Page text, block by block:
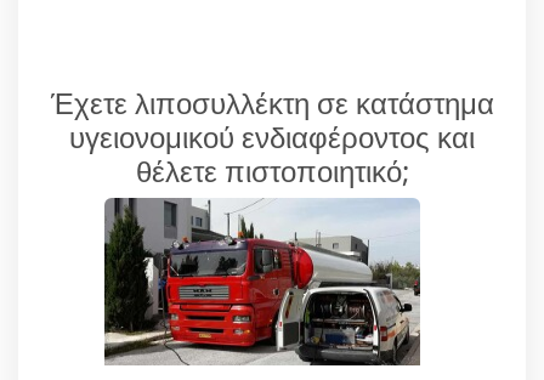
Έχετε λιποσυλλέκτη σε κατάστημα
υγειονομικού ενδιαφέροντος και
θέλετε πιστοποιητικό;